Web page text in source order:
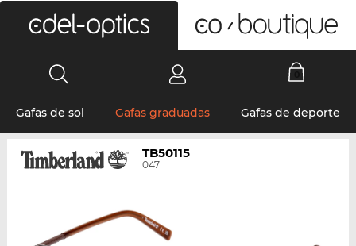
Gafas de sol Gafas graduadas Gafas de deporte
TB50115
047